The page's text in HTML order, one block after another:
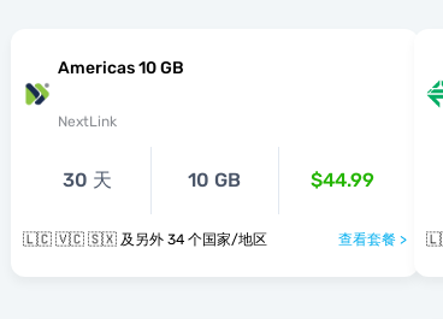
Americas 10 GB
NextLink
30 天 10 GB $44.99
🇱🇨 🇻🇨 🇸🇽 及另外 34 个国家/地区 查看套餐 >